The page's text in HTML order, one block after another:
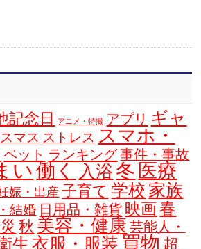
記念日 アニメ・特撮 アプリ ギャ
マス ストレス スマホ・
ペット ランキング事件・事故
い 働く 入浴 冬 医療
娠・出産 子育て 学校 家族
結婚 日用品・雑貨 映画 春
秋 美容・健康 芸能人・
生 衣服・服装 買物 超